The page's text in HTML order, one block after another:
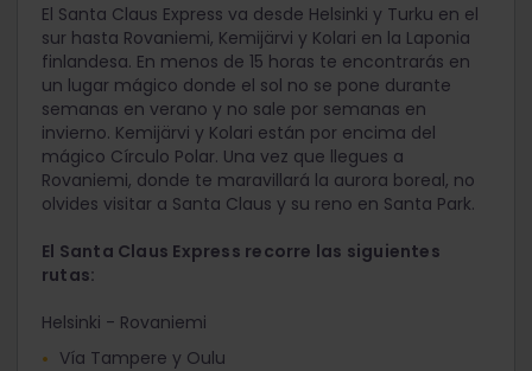
El Santa Claus Express va desde Helsinki y Turku en el
sur hasta Rovaniemi, Kemijärvi y Kolari en la Laponia
finlandesa. En menos de 15 horas te encontrarás en
un lugar mágico donde el sol no se pone durante
semanas en verano y no sale por semanas en
invierno. Kemijärvi y Kolari están por encima del
mágico Círculo Polar. Una vez que llegues a
Rovaniemi, donde te maravillará la aurora boreal, no
olvides visitar a Santa Claus y su reno en Santa Park.
El Santa Claus Express recorre las siguientes
rutas:
Helsinki - Rovaniemi
Vía Tampere y Oulu